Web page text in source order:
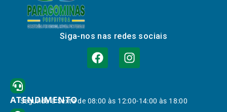
Siga-nos nas redes sociais
ATENDIMENTO
Segunda à Sexta de 08:00 às 12:00-14:00 às 18:00